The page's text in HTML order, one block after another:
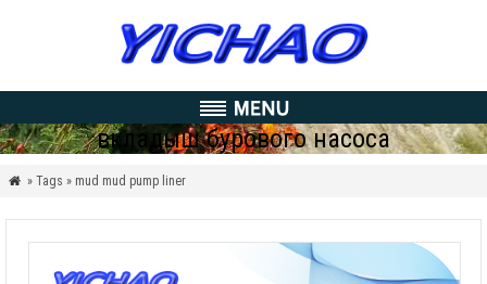
вкладыш бурового насоса
 » Tags » mud mud pump liner